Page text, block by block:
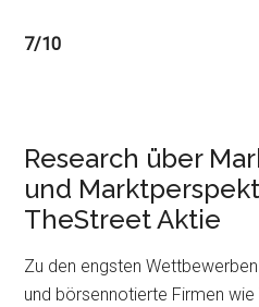
7/10
Research über
und
TheStreet Aktie
Zu den engsten
und börsennotierte Firmen wie